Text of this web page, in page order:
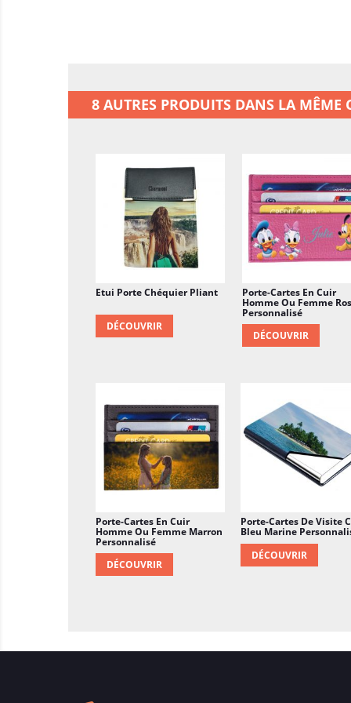
8 AUTRES PRODUITS DANS LA MÊME
Etui Porte Chéquier Pliant
DÉCOUVRIR
Porte-Cartes En Cuir
Homme Ou Femme
Personnalisé
DÉCOUVRIR
Porte-Cartes En Cuir
Homme Ou Femme Marron
Personnalisé
DÉCOUVRIR
Porte-Cartes De Visite
Bleu Marine
DÉCOUVRIR